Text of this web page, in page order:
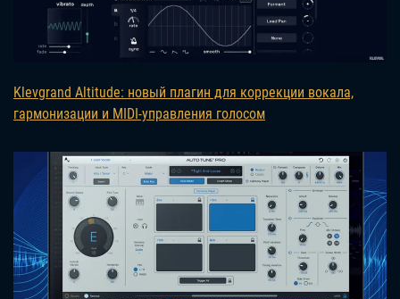
Klevgrand Altitude: новый плагин для коррекции вокала,
гармонизации и MIDI-управления голосом